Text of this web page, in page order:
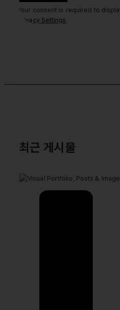
Your consent is required to
Privacy Settings
최근 게시물